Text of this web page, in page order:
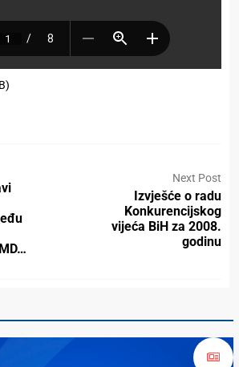
Next Post
Izvješće o radu
Konkurencijskog
vijeća BiH za 2008.
godinu